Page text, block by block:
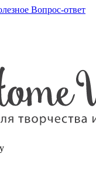
Вопрос-ответ